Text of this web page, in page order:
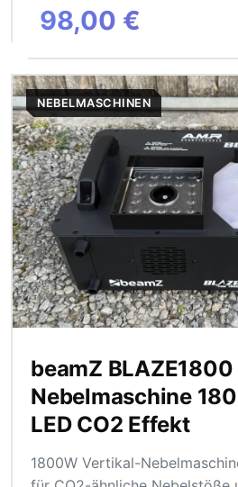
98,00 €
NEBELMASCHINEN
beamZ
Nebelmaschine
LED CO2 Effekt
1800W Vertikal-